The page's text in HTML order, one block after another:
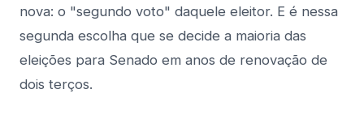
nova: o "segundo voto" daquele eleitor. E é nessa
segunda escolha que se decide a maioria das
eleições para Senado em anos de renovação de
dois terços.